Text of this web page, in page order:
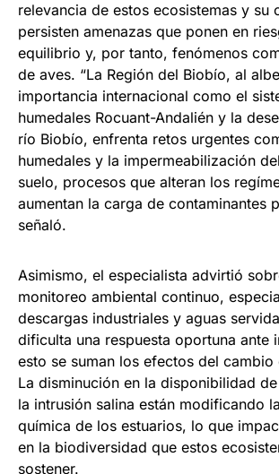
relevancia de estos ecosistemas y su
persisten amenazas que ponen en
equilibrio y, por tanto, fenómenos
de aves. “La Región del Biobío, al
importancia internacional como el
humedales Rocuant-Andalién y la
río Biobío, enfrenta retos urgentes
humedales y la impermeabilización del
suelo, procesos que alteran los
aumentan la carga de contaminantes
señaló.
Asimismo, el especialista advirtió
monitoreo ambiental continuo,
descargas industriales y aguas
dificulta una respuesta oportuna ante
esto se suman los efectos del cambio
La disminución en la disponibilidad
la intrusión salina están modificando
química de los estuarios, lo que
en la biodiversidad que estos
sostener.